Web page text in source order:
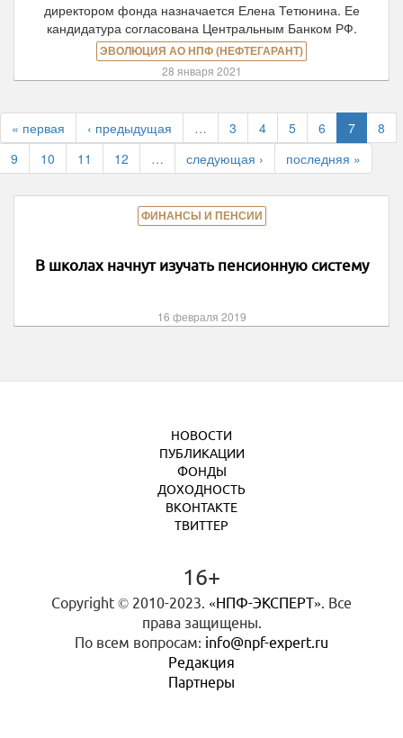
директором фонда назначается Елена Тетюнина. Ее
кандидатура согласована Центральным Банком РФ.
ЭВОЛЮЦИЯ АО НПФ (НЕФТЕГАРАНТ)
28 января 2021
« первая ‹ предыдущая … 3 4 5 6 7
8
9
10 11 12 … следующая › последняя »
ФИНАНСЫ И ПЕНСИИ
В школах начнут изучать пенсионную систему
16 февраля 2019
НОВОСТИ
ПУБЛИКАЦИИ
ФОНДЫ
ДОХОДНОСТЬ
ВКОНТАКТЕ
ТВИТТЕР
16+
Copyright © 2010-2023. «НПФ-ЭКСПЕРТ». Все
права защищены.
По всем вопросам: info@npf-expert.ru
Редакция
Партнеры